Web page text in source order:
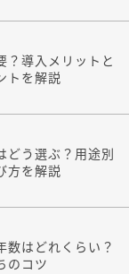
？導入メリットと
トを解説
どう選ぶ？用途別
方を解説
数はどれくらい？
のコツ